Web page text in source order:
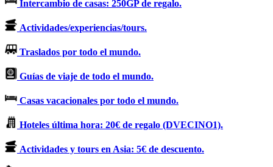
Intercambio de casas: 250GP de regalo.
Actividades/experiencias/tours.
Traslados por todo el mundo.
Guías de viaje de todo el mundo.
Casas vacacionales por todo el mundo.
Hoteles última hora: 20€ de regalo (DVECINO1).
Actividades y tours en Asia: 5€ de descuento.